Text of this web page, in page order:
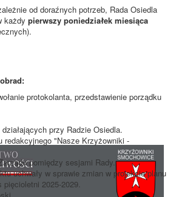
od doraźnych potrzeb, Rada Osiedla
każdy pierwszy poniedziałek miesiąca
protokolanta, przedstawienie porządku
przy Radzie Osiedla.
redakcyjnego "Nasze Krzyżowniki -
pomiędzy sesjami Rady.
uchwały w sprawie zmian w projekcie planu
2025-2029.